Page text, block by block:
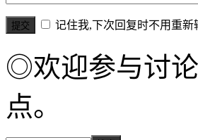
记住我,下次回复时不用重新
◎欢迎参与讨
点。